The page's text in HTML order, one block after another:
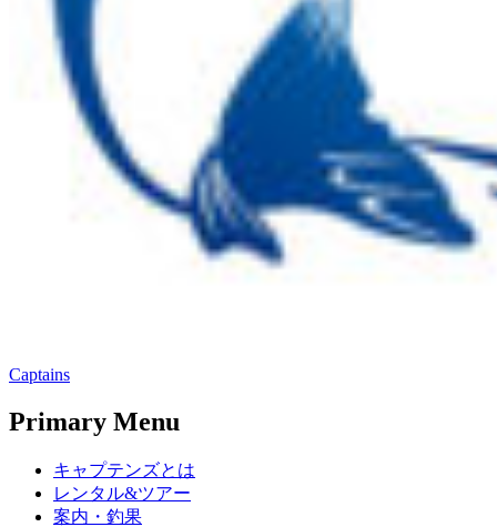
Captains
Primary Menu
キャプテンズとは
レンタル&ツアー
案内・釣果